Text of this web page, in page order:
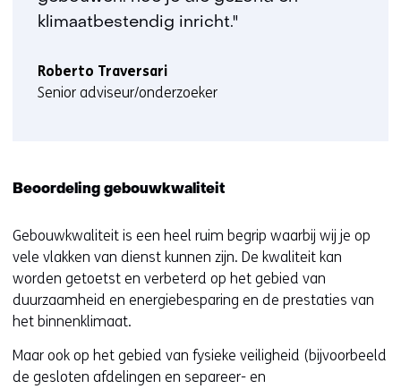
klimaatbestendig inricht."
Roberto Traversari
Senior adviseur/onderzoeker
Beoordeling gebouwkwaliteit
Gebouwkwaliteit is een heel ruim begrip waarbij wij je op
vele vlakken van dienst kunnen zijn. De kwaliteit kan
worden getoetst en verbeterd op het gebied van
duurzaamheid en energiebesparing en de prestaties van
het binnenklimaat.
Maar ook op het gebied van fysieke veiligheid (bijvoorbeeld
de gesloten afdelingen en separeer- en